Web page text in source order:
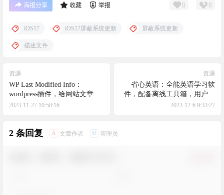
海报分享 收藏 举报 0 0
iOS17 iOS17屏蔽系统更新 屏蔽系统更新
描述文件
资源
WP Last Modified Info：
wordpress插件，给网站文章添
加最后更新时间
2023-11-27 10:58:16
资源
省心英语：全能英语学习软
件，配备离线工具箱，用户界
面友好，操作简便，适合各种
2023-12-6 9:33:27
2 条回复 A 文章作者 M 管理员